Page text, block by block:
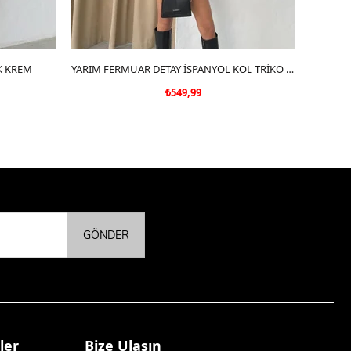
KREM
SEPETE EKLE
YARIM FERMUAR DETAY İSPANYOL KOL TRİKO SİYAH
₺549,99
GÖNDER
Bize Ulaşın